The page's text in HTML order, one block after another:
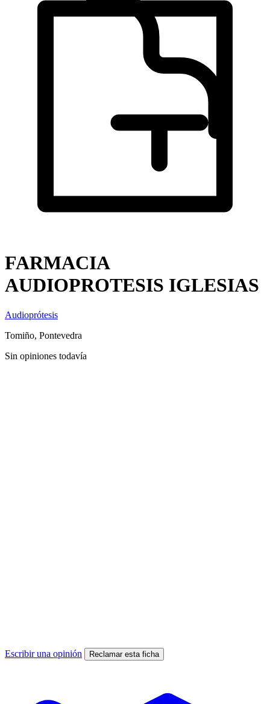
FARMACIA
AUDIOPROTESIS IGLESIAS
Audioprótesis
Tomiño, Pontevedra
Sin opiniones todavía
Escribir una opinión Reclamar esta ficha